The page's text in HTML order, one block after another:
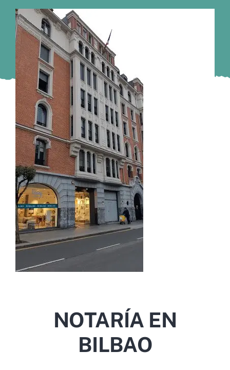
Gijón
Vigo
Córdoba
Todas las CCAA
NOTARÍA EN
BILBAO